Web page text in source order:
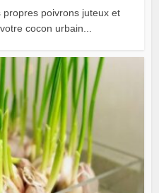
poivrons juteux et
cocon urbain...